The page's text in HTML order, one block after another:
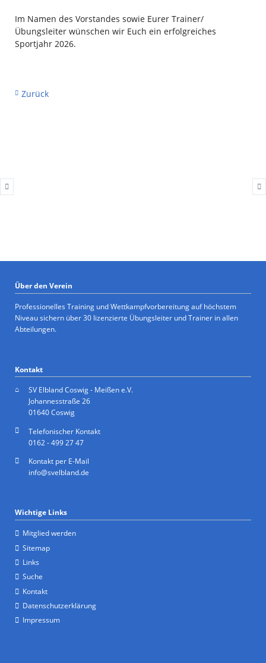
Im Namen des Vorstandes sowie Eurer Trainer/
Übungsleiter wünschen wir Euch ein erfolgreiches
Sportjahr 2026.
Zurück
Über den Verein
Professionelles Training und Wettkampfvorbereitung auf höchstem
Niveau sichern über 30 lizenzierte Übungsleiter und Trainer in allen
Abteilungen.
Kontakt
SV Elbland Coswig - Meißen e.V.
Johannesstraße 26
01640 Coswig
Telefonischer Kontakt
0162 - 499 27 47
Kontakt per E-Mail
info@svelbland.de
Wichtige Links
Mitglied werden
Sitemap
Links
Suche
Kontakt
Datenschutzerklärung
Impressum